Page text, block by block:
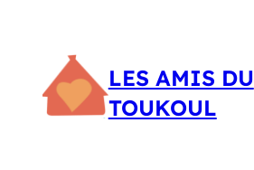
LES AMIS DU
TOUKOUL